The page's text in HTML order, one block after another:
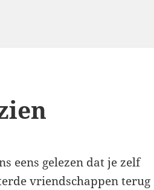
eens gelezen dat je zelf
vriendschappen terug